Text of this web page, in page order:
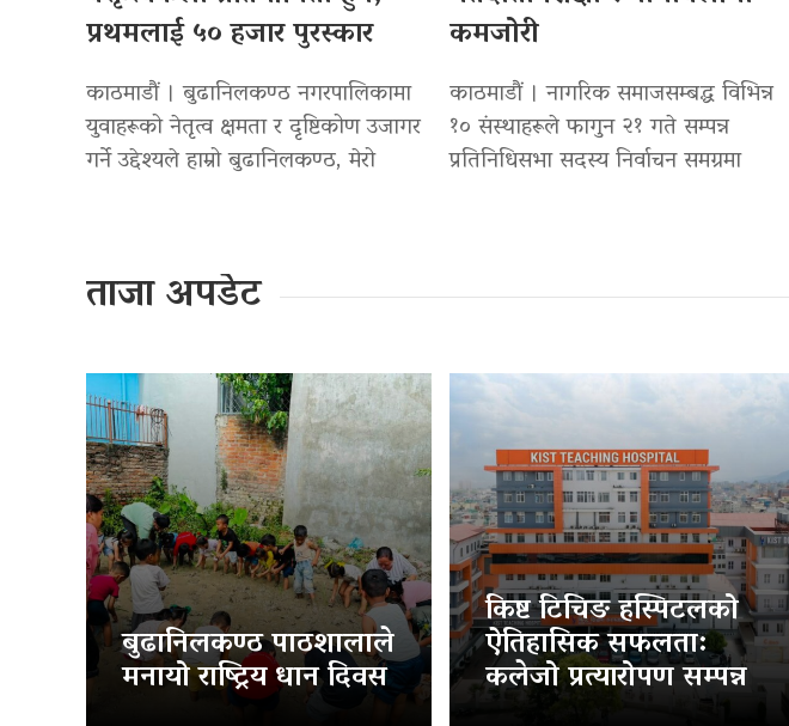
प्रथमलाई ५० हजार पुरस्कार
काठमाडौं । बुढानिलकण्ठ नगरपालिकामा
युवाहरूको नेतृत्व क्षमता र दृष्टिकोण उजागर
गर्ने उद्देश्यले हाम्रो बुढानिलकण्ठ, मेरो
कमजोरी
काठमाडौं । नागरिक समाजसम्बद्ध विभिन्न
१० संस्थाहरूले फागुन २१ गते सम्पन्न
प्रतिनिधिसभा सदस्य निर्वाचन समग्रमा
ताजा अपडेट
बुढानिलकण्ठ पाठशालाले
मनायो राष्ट्रिय धान दिवस
किष्ट टिचिङ हस्पिटलको
ऐतिहासिक सफलता:
कलेजो प्रत्यारोपण सम्पन्न